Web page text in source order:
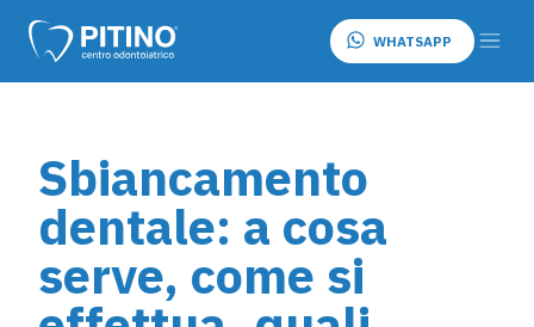
WHATSAPP
Sbiancamento
dentale: a cosa
serve, come si